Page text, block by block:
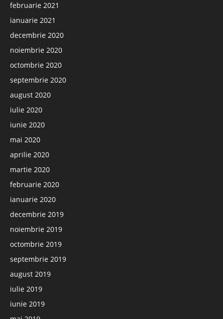
februarie 2021
ianuarie 2021
decembrie 2020
noiembrie 2020
octombrie 2020
septembrie 2020
august 2020
iulie 2020
iunie 2020
mai 2020
aprilie 2020
martie 2020
februarie 2020
ianuarie 2020
decembrie 2019
noiembrie 2019
octombrie 2019
septembrie 2019
august 2019
iulie 2019
iunie 2019